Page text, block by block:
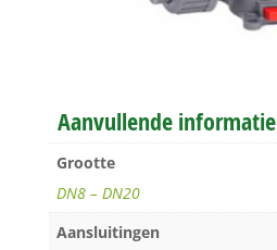
Aanvullende informatie
Grootte
DN8 – DN20
Aansluitingen